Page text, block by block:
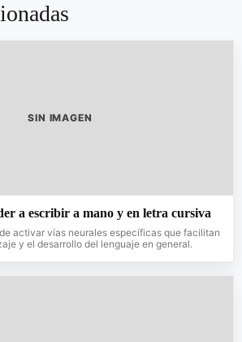
SIN IMAGEN
a escribir a mano y en letra cursiva
activar vías neurales específicas que facilitan
y el desarrollo del lenguaje en general.